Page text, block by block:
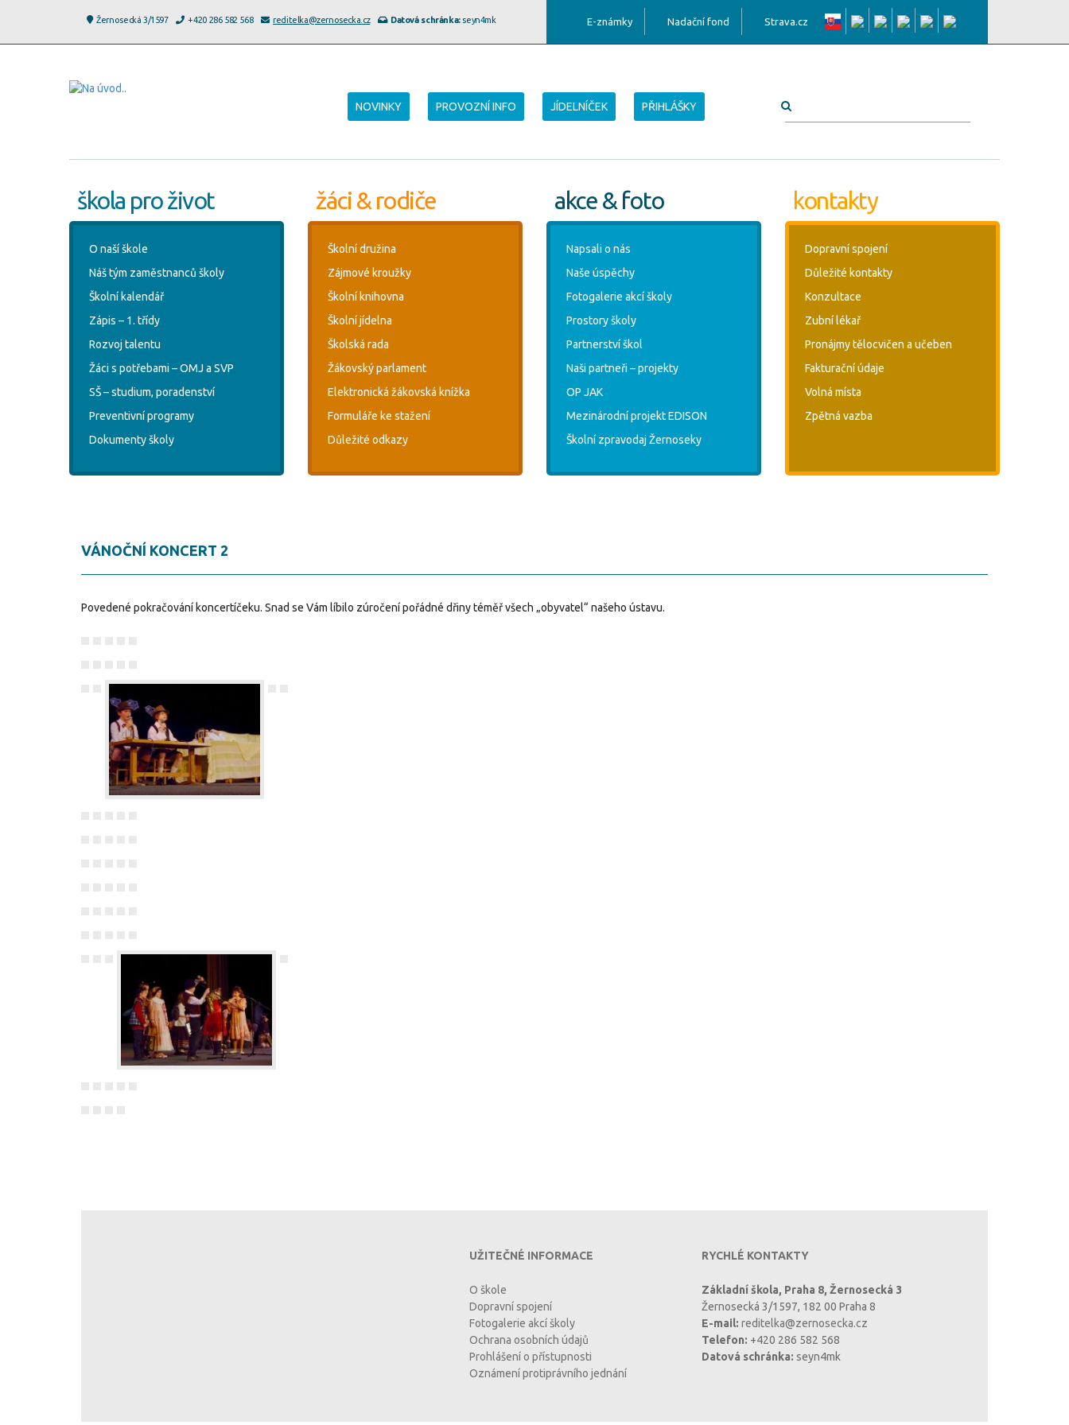
Žernosecká 3/1597 +420 286 582 568 reditelka@zernosecka.cz Datová schránka:seyn4mk E-známky Nadační fond Strava.cz
NOVINKY PROVOZNÍ INFO JÍDELNÍČEK PŘIHLÁŠKY
škola pro život
O naší škole
Náš tým zaměstnanců školy
Školní kalendář
Zápis – 1. třídy
Rozvoj talentu
Žáci s potřebami – OMJ a SVP
SŠ – studium, poradenství
Preventivní programy
Dokumenty školy
žáci & rodiče
Školní družina
Zájmové kroužky
Školní knihovna
Školní jídelna
Školská rada
Žákovský parlament
Elektronická žákovská knížka
Formuláře ke stažení
Důležité odkazy
akce & foto
Napsali o nás
Naše úspěchy
Fotogalerie akcí školy
Prostory školy
Partnerství škol
Naši partneři – projekty
OP JAK
Mezinárodní projekt EDISON
Školní zpravodaj Žernoseky
kontakty
Dopravní spojení
Důležité kontakty
Konzultace
Zubní lékař
Pronájmy tělocvičen a učeben
Fakturační údaje
Volná místa
Zpětná vazba
VÁNOČNÍ KONCERT 2
Povedené pokračování koncertíčeku. Snad se Vám líbilo zúročení pořádné dřiny téměř všech „obyvatel“ našeho ústavu.
UŽITEČNÉ INFORMACE
O škole
Dopravní spojení
Fotogalerie akcí školy
Ochrana osobních údajů
Prohlášení o přístupnosti
Oznámení protiprávního jednání
RYCHLÉ KONTAKTY
Základní škola, Praha 8, Žernosecká 3
Žernosecká 3/1597, 182 00 Praha 8
E-mail: reditelka@zernosecka.cz
Telefon: +420 286 582 568
Datová schránka: seyn4mk